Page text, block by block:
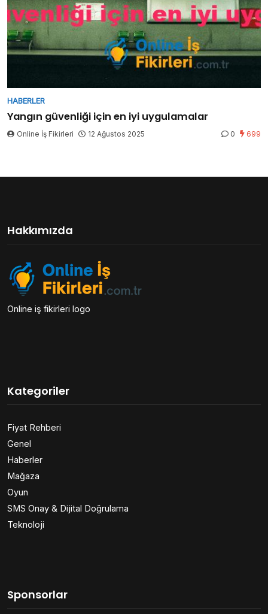
HABERLER
Yangın güvenliği için en iyi uygulamalar
Online İş Fikirleri 12 Ağustos 2025 0 699
Hakkımızda
Online iş fikirleri logo
Kategoriler
Fiyat Rehberi
Genel
Haberler
Mağaza
Oyun
SMS Onay & Dijital Doğrulama
Teknoloji
Sponsorlar